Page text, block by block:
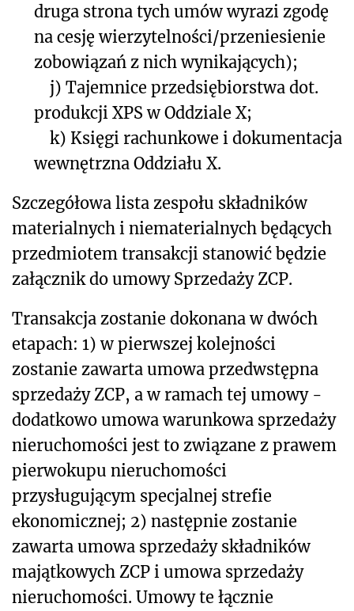
druga strona tych umów wyrazi zgodę
na cesję wierzytelności/przeniesienie
zobowiązań z nich wynikających);
j) Tajemnice przedsiębiorstwa dot.
produkcji XPS w Oddziale X;
k) Księgi rachunkowe i dokumentacja
wewnętrzna Oddziału X.
Szczegółowa lista zespołu składników
materialnych i niematerialnych będących
przedmiotem transakcji stanowić będzie
załącznik do umowy Sprzedaży ZCP.
Transakcja zostanie dokonana w dwóch
etapach: 1) w pierwszej kolejności
zostanie zawarta umowa przedwstępna
sprzedaży ZCP, a w ramach tej umowy -
dodatkowo umowa warunkowa sprzedaży
nieruchomości jest to związane z prawem
pierwokupu nieruchomości
przysługującym specjalnej strefie
ekonomicznej; 2) następnie zostanie
zawarta umowa sprzedaży składników
majątkowych ZCP i umowa sprzedaży
nieruchomości. Umowy te łącznie